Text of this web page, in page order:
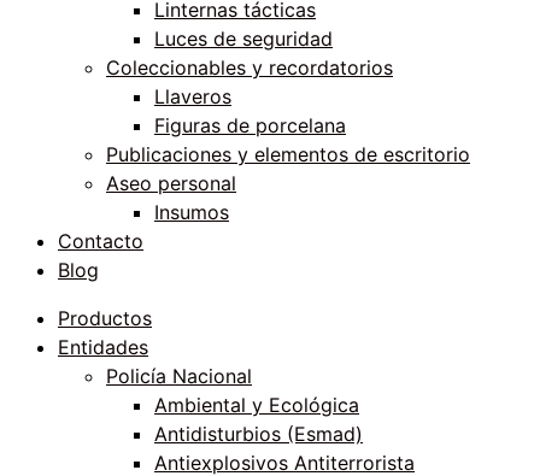
Linternas tácticas
Luces de seguridad
Coleccionables y recordatorios
Llaveros
Figuras de porcelana
Publicaciones y elementos de escritorio
Aseo personal
Insumos
Contacto
Blog
Productos
Entidades
Policía Nacional
Ambiental y Ecológica
Antidisturbios (Esmad)
Antiexplosivos Antiterrorista